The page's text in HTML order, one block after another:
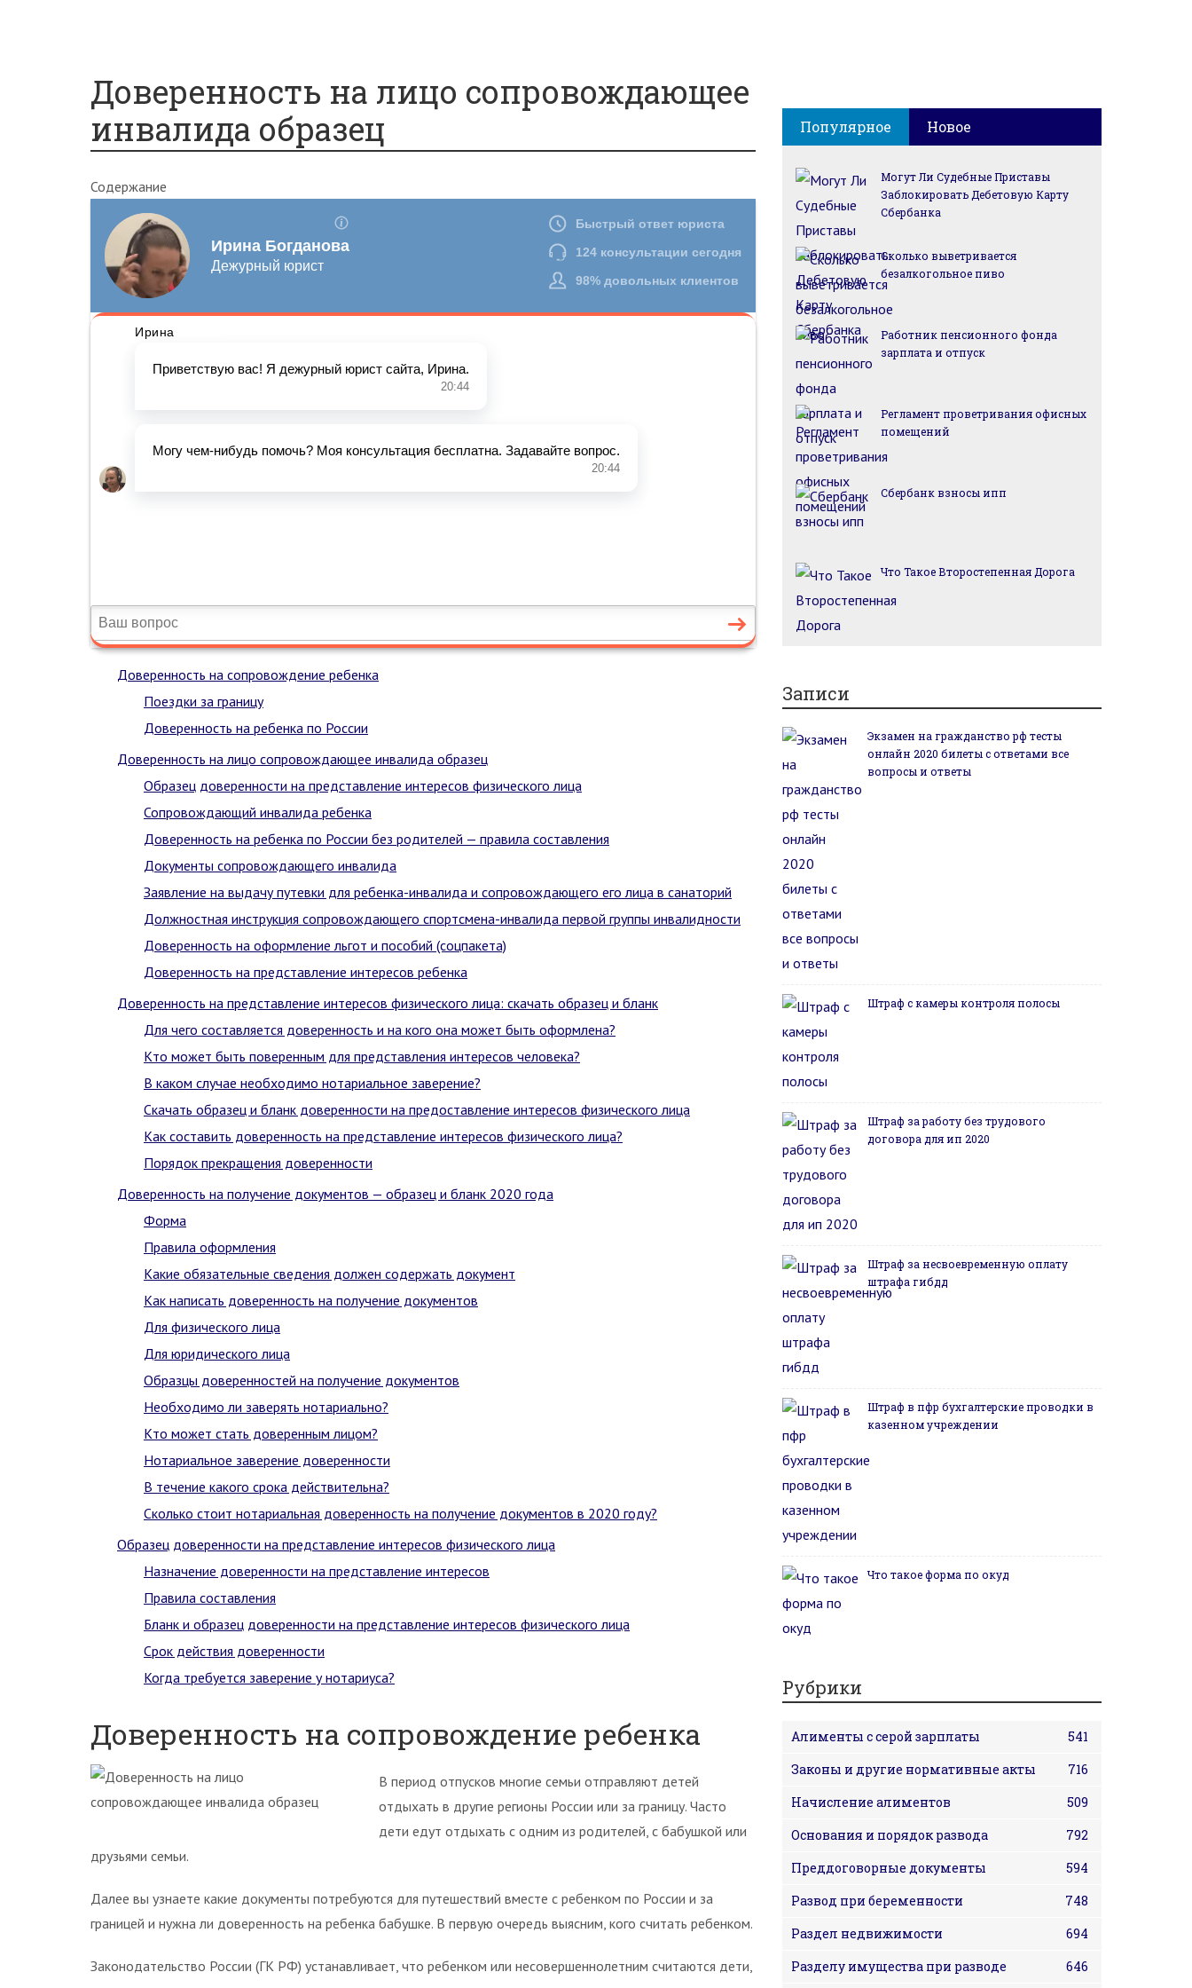
Доверенность на лицо сопровождающее
инвалида образец
Содержание
Доверенность на сопровождение ребенка
Поездки за границу
Доверенность на ребенка по России
Доверенность на лицо сопровождающее инвалида образец
Образец доверенности на представление интересов физического лица
Сопровождающий инвалида ребенка
Доверенность на ребенка по России без родителей — правила составления
Документы сопровождающего инвалида
Заявление на выдачу путевки для ребенка-инвалида и сопровождающего его лица в санаторий
Должностная инструкция сопровождающего спортсмена-инвалида первой группы инвалидности
Доверенность на оформление льгот и пособий (соцпакета)
Доверенность на представление интересов ребенка
Доверенность на представление интересов физического лица: скачать образец и бланк
Для чего составляется доверенность и на кого она может быть оформлена?
Кто может быть поверенным для представления интересов человека?
В каком случае необходимо нотариальное заверение?
Скачать образец и бланк доверенности на предоставление интересов физического лица
Как составить доверенность на представление интересов физического лица?
Порядок прекращения доверенности
Доверенность на получение документов — образец и бланк 2020 года
Форма
Правила оформления
Какие обязательные сведения должен содержать документ
Как написать доверенность на получение документов
Для физического лица
Для юридического лица
Образцы доверенностей на получение документов
Необходимо ли заверять нотариально?
Кто может стать доверенным лицом?
Нотариальное заверение доверенности
В течение какого срока действительна?
Сколько стоит нотариальная доверенность на получение документов в 2020 году?
Образец доверенности на представление интересов физического лица
Назначение доверенности на представление интересов
Правила составления
Бланк и образец доверенности на представление интересов физического лица
Срок действия доверенности
Когда требуется заверение у нотариуса?
Доверенность на сопровождение ребенка
В период отпусков многие семьи отправляют детей
отдыхать в другие регионы России или за границу. Часто
дети едут отдыхать с одним из родителей, с бабушкой или
друзьями семьи.
Далее вы узнаете какие документы потребуются для путешествий вместе с ребенком по России и за
границей и нужна ли доверенность на ребенка бабушке. В первую очередь выясним, кого считать ребенком.
Законодательство России (ГК РФ) устанавливает, что ребенком или несовершеннолетним считаются дети,
Популярное Новое
Могут Ли Судебные Приставы
Заблокировать Дебетовую Карту
Сбербанка
Сколько выветривается
безалкогольное пиво
Работник пенсионного фонда
зарплата и отпуск
Регламент проветривания офисных
помещений
Сбербанк взносы ипп
Что Такое Второстепенная Дорога
Записи
Экзамен на гражданство рф тесты
онлайн 2020 билеты с ответами все
вопросы и ответы
Штраф с камеры контроля полосы
Штраф за работу без трудового
договора для ип 2020
Штраф за несвоевременную оплату
штрафа гибдд
Штраф в пфр бухгалтерские проводки в
казенном учреждении
Что такое форма по окуд
Рубрики
Алименты с серой зарплаты
541
Законы и другие нормативные акты
716
Начисление алиментов
509
Основания и порядок развода
792
Преддоговорные документы
594
Развод при беременности
748
Раздел недвижимости
694
Разделу имущества при разводе
646